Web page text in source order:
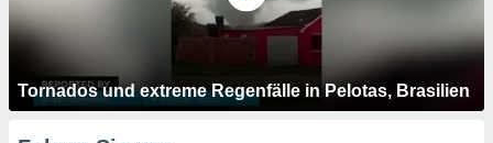
Tornados und extreme Regenfälle in Pelotas, Brasilien